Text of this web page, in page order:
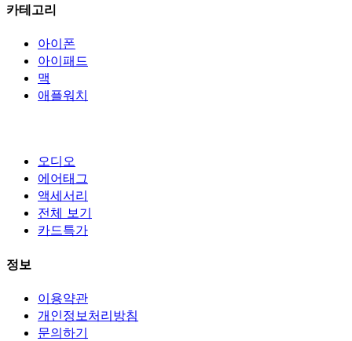
카테고리
아이폰
아이패드
맥
애플워치
오디오
에어태그
액세서리
전체 보기
카드특가
정보
이용약관
개인정보처리방침
문의하기